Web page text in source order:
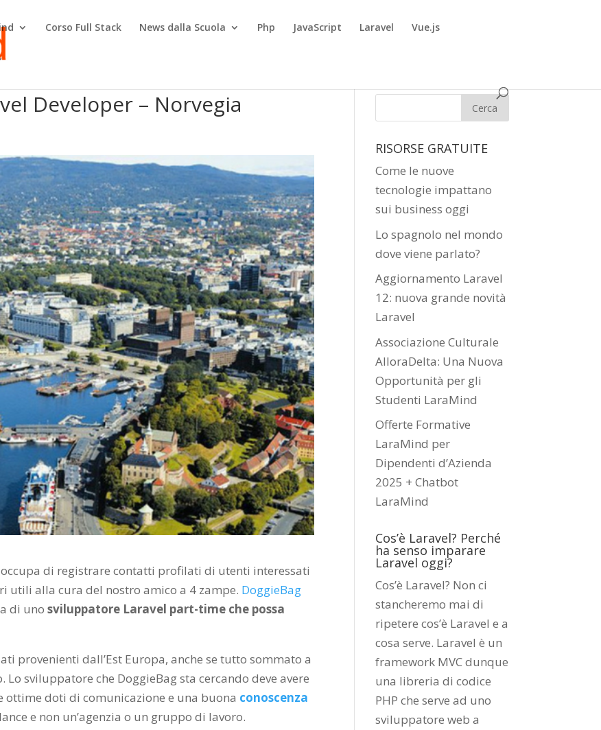
Corso Full Stack News dalla Scuola Php JavaScript Laravel Vue.js
Developer – Norvegia
occupa di registrare contatti profilati di utenti interessati
utili alla cura del nostro amico a 4 zampe. DoggieBag
di unosviluppatore Laravel part-time che possa
provenienti dall’Est Europa, anche se tutto sommato a
sviluppatore che DoggieBag sta cercando deve avere
ottime doti di comunicazione e una buona conoscenza
e non un’agenzia o un gruppo di lavoro.
RISORSE GRATUITE
Come le nuove
tecnologie impattano
sui business oggi
Lo spagnolo nel mondo
dove viene parlato?
Aggiornamento Laravel
12: nuova grande novità
Laravel
Associazione Culturale
AlloraDelta: Una Nuova
Opportunità per gli
Studenti LaraMind
Offerte Formative
LaraMind per
Dipendenti d’Azienda
2025 + Chatbot
LaraMind
Cos’è Laravel? Perché
ha senso imparare
Laravel oggi?
Cos’è Laravel? Non ci
stancheremo mai di
ripetere cos’è Laravel e a
cosa serve. Laravel è un
framework MVC dunque
una libreria di codice
PHP che serve ad uno
sviluppatore web a